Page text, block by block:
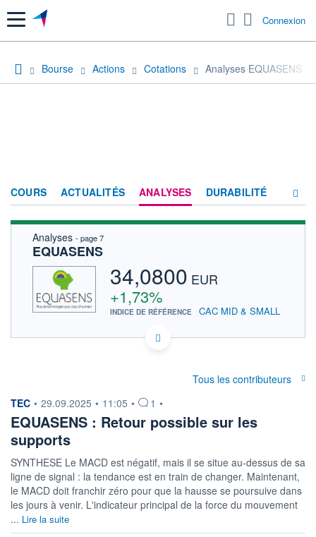
Menu Connexion
Bourse Actions Cotations Analyses EQUASENS
COURS ACTUALITÉS ANALYSES DURABILITÉ
HISTORIQUE
ACTIONNAIRES
Analyses - page 7
EQUASENS
34,0800 EUR
+1,73%
INDICE DE RÉFÉRENCE CAC MID & SMALL
EURONEXT PARIS DONNÉES TEMPS RÉEL
SECTEUR
Logiciels
Tous les contributeurs
information fournie par
TEC • 29.09.2025 • 11:05 • 1 •
EQUASENS : Retour possible sur les
supports
SYNTHESE Le MACD est négatif, mais il se situe au-dessus de sa
ligne de signal : la tendance est en train de changer. Maintenant,
le MACD doit franchir zéro pour que la hausse se poursuive dans
les jours à venir. L'indicateur principal de la force du mouvement
... Lire la suite